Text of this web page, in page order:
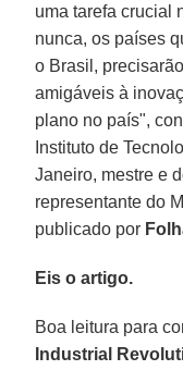
uma tarefa crucial
nunca, os países
o Brasil,
amigáveis à
plano no país",
Instituto de
Janeiro, mestre e
representante do
publicado por
Eis o artigo.
Boa leitura para
Industrial